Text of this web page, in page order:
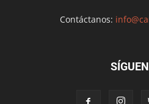
Contáctanos: